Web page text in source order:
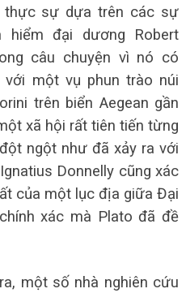
thực sự dựa trên các sự
hiểm đại dương Robert
câu chuyện vì nó có
một vụ phun trào núi
trên biển Aegean gần
xã hội rất tiên tiến từng
ngột như đã xảy ra với
Donnelly cũng xác
của một lục địa giữa Đại
xác mà Plato đã đề
một số nhà nghiên cứu